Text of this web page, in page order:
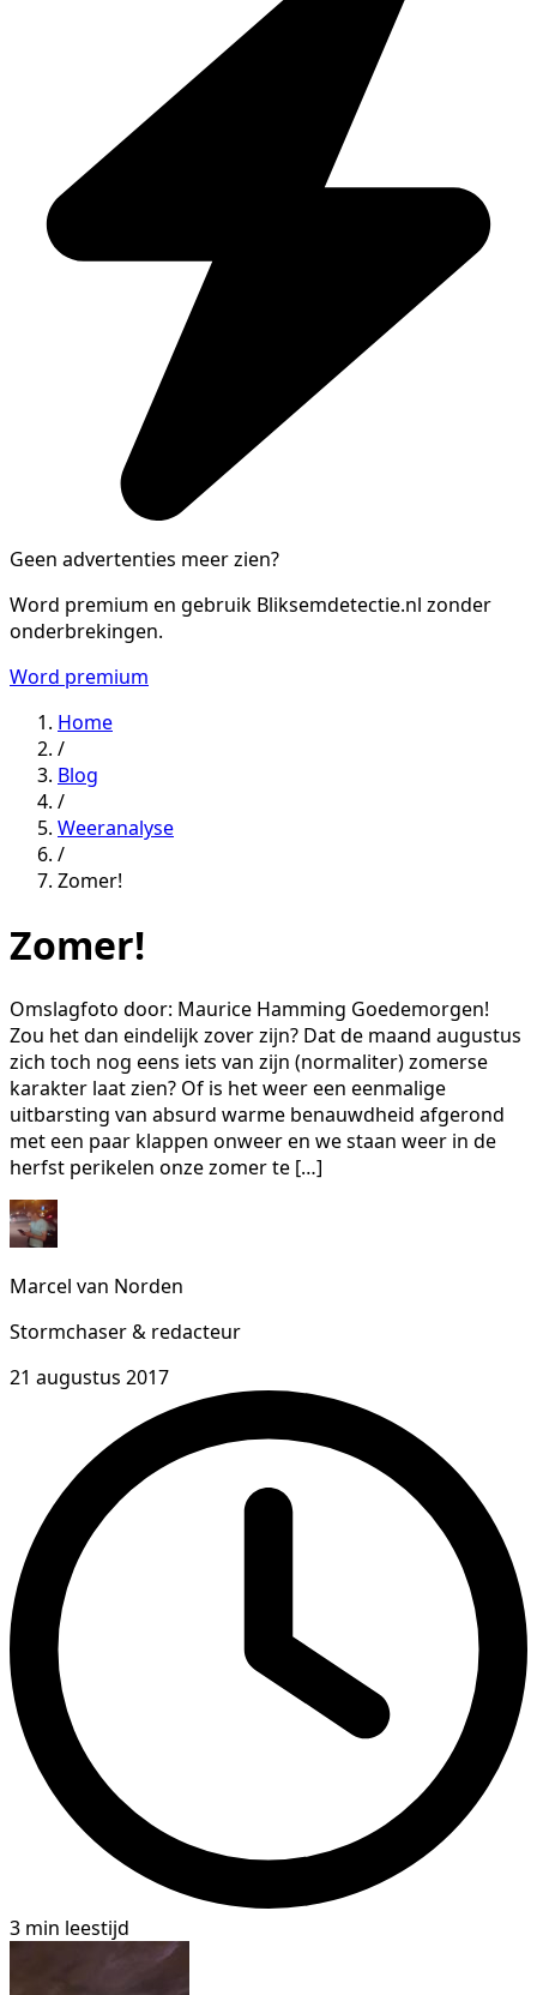
Geen advertenties meer zien?
Word premium en gebruik Bliksemdetectie.nl zonder
onderbrekingen.
Word premium
Home
/
Blog
/
Weeranalyse
/
Zomer!
Zomer!
Omslagfoto door: Maurice Hamming Goedemorgen!
Zou het dan eindelijk zover zijn? Dat de maand augustus
zich toch nog eens iets van zijn (normaliter) zomerse
karakter laat zien? Of is het weer een eenmalige
uitbarsting van absurd warme benauwdheid afgerond
met een paar klappen onweer en we staan weer in de
herfst perikelen onze zomer te […]
Marcel van Norden
Stormchaser & redacteur
21 augustus 2017
3 min leestijd